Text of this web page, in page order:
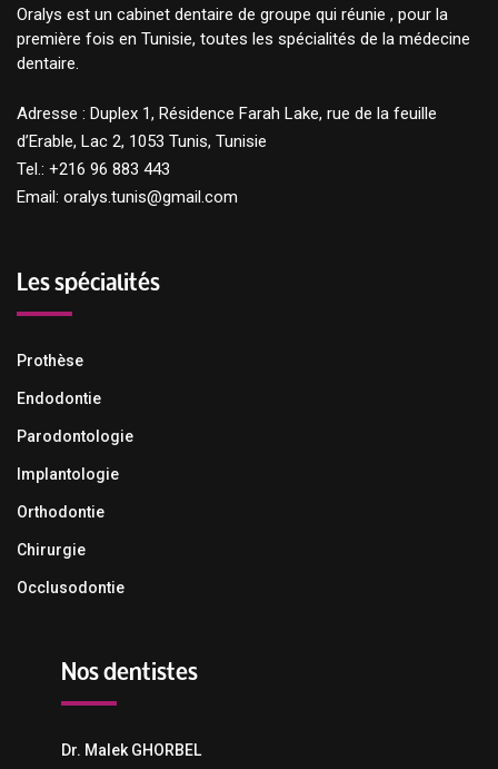
Oralys est un cabinet dentaire de groupe qui réunie , pour la
première fois en Tunisie, toutes les spécialités de la médecine
dentaire.
Adresse : Duplex 1, Résidence Farah Lake, rue de la feuille
d’Erable, Lac 2, 1053 Tunis, Tunisie
Tel.: +216 96 883 443
Email: oralys.tunis@gmail.com
Les spécialités
Prothèse
Endodontie
Parodontologie
Implantologie
Orthodontie
Chirurgie
Occlusodontie
Nos dentistes
Dr. Malek GHORBEL